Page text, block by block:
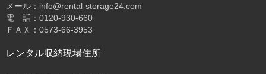
メール：info@rental-storage24.com
電 話：0120-930-660
ＦＡＸ：0573-66-3953
レンタル収納現場住所